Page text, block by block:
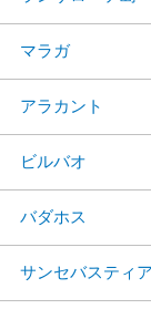
マラガ
アラカント
ビルバオ
バダホス
サンセバスティ